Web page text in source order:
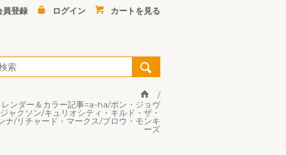
員登録 ログイン カートを見る
ンダー＆カラー記事=a-ha/ボン・ジョヴ
ャクソン/キュリオシティ・キルド・ザ・
ナ/リチャード・マークス/ブロウ・モンキ
ーズ